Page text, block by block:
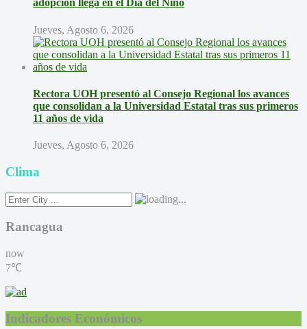
adopción llega en el Día del Niño
Jueves, Agosto 6, 2026
Rectora UOH presentó al Consejo Regional los avances
que consolidan a la Universidad Estatal tras sus primeros
11 años de vida
Jueves, Agosto 6, 2026
Clima
Rancagua
now
7℃
Indicadores Económicos